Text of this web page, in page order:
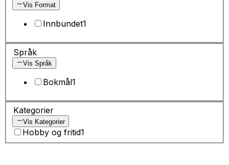
Vis Format
Innbundet1
Språk
Vis Språk
Bokmål1
Kategorier
Vis Kategorier
Hobby og fritid1